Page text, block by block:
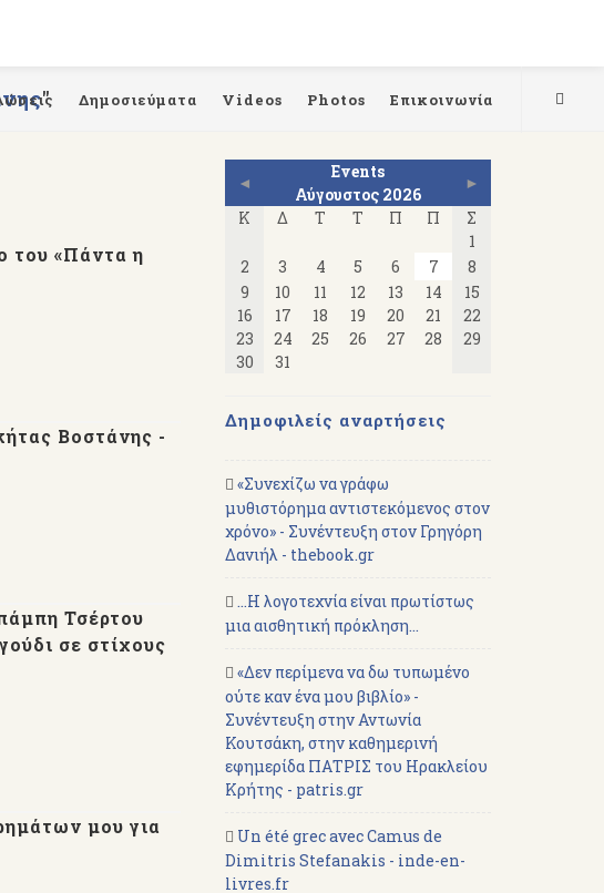
Δημοσιεύματα Videos Photos Επικοινωνία
"
του «Πάντα η
Βοστάνης -
Τσέρτου
σε στίχους
μου για
◄
Events
Αύγουστος 2026
►
Κ
Δ Τ Τ Π Π
Σ
1
2
3 4 5 6 7
8
9
10 11 12 13 14
15
16
17 18 19 20 21
22
23
24 25 26 27 28
29
30
31
Δημοφιλείς αναρτήσεις
«Συνεχίζω να γράφω
μυθιστόρημα αντιστεκόμενος στον
χρόνο» - Συνέντευξη στον Γρηγόρη
Δανιήλ - thebook.gr
...Η λογοτεχνία είναι πρωτίστως
μια αισθητική πρόκληση...
«Δεν περίμενα να δω τυπωμένο
ούτε καν ένα μου βιβλίο» -
Συνέντευξη στην Αντωνία
Κουτσάκη, στην καθημερινή
εφημερίδα ΠΑΤΡΙΣ του Ηρακλείου
Κρήτης - patris.gr
Un été grec avec Camus de
Dimitris Stefanakis - inde-en-
livres.fr